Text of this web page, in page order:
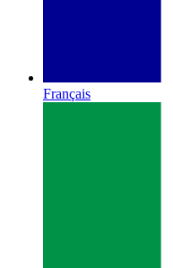
Français